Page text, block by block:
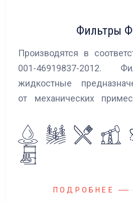
Фильтры
Производятся в
001-46919837-2012.
жидкостные
от механических
и суспензий. Фильтры
на всасывающих
насосных агрегатов и
ПОДРОБНЕЕ